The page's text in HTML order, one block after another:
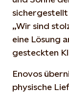
„Wir sind
eine Lösung
gesteckten
Enovos
physische